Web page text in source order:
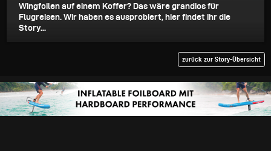
Wingfoilen auf einem Koffer? Das wäre grandios für
Flugreisen. Wir haben es ausprobiert, hier findet ihr die
Story...
zurück zur Story-Übersicht